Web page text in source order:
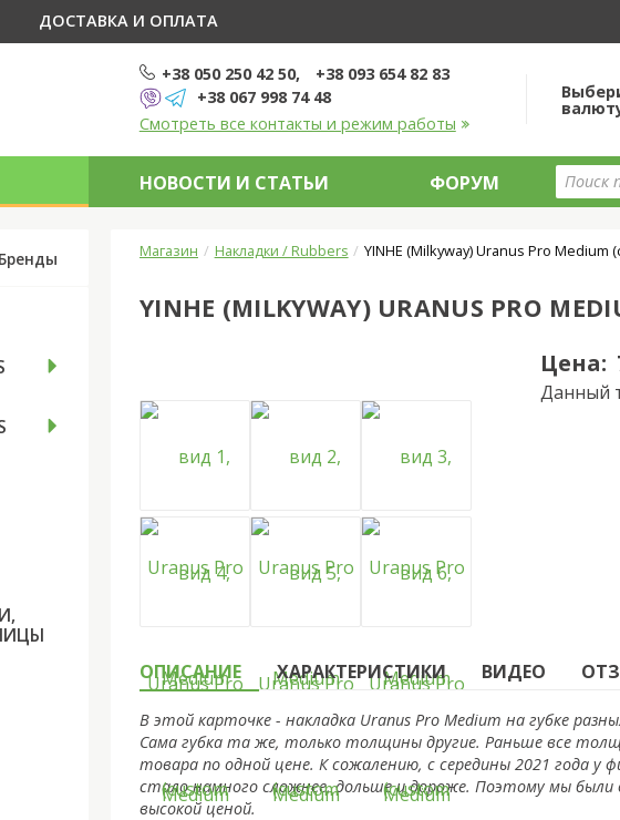
ДОСТАВКА И ОПЛАТА
+38 050 250 42 50
+38 093 654 82 83
+38 067 998 74 48
Смотреть все контакты и режим работы
НОВОСТИ И СТАТЬИ ФОРУМ
Бренды Магазин Накладки / Rubbers YINHE (Milkyway) Uranus Pro Medium
YINHE (MILKYWAY) URANUS PRO
Цена:
Данный
ОПИСАНИЕ ХАРАКТЕРИСТИКИ ВИДЕО
В этой карточке - накладка Uranus Pro Medium на губке
Сама губка та же, только толщины другие. Раньше все
товара по одной цене. К сожалению, с середины 2021 года у
стало намного сложнее, дольше и дороже. Поэтому мы
высокой ценой.